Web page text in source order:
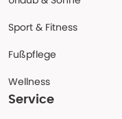
Sport & Fitness
Fußpflege
Wellness
Service